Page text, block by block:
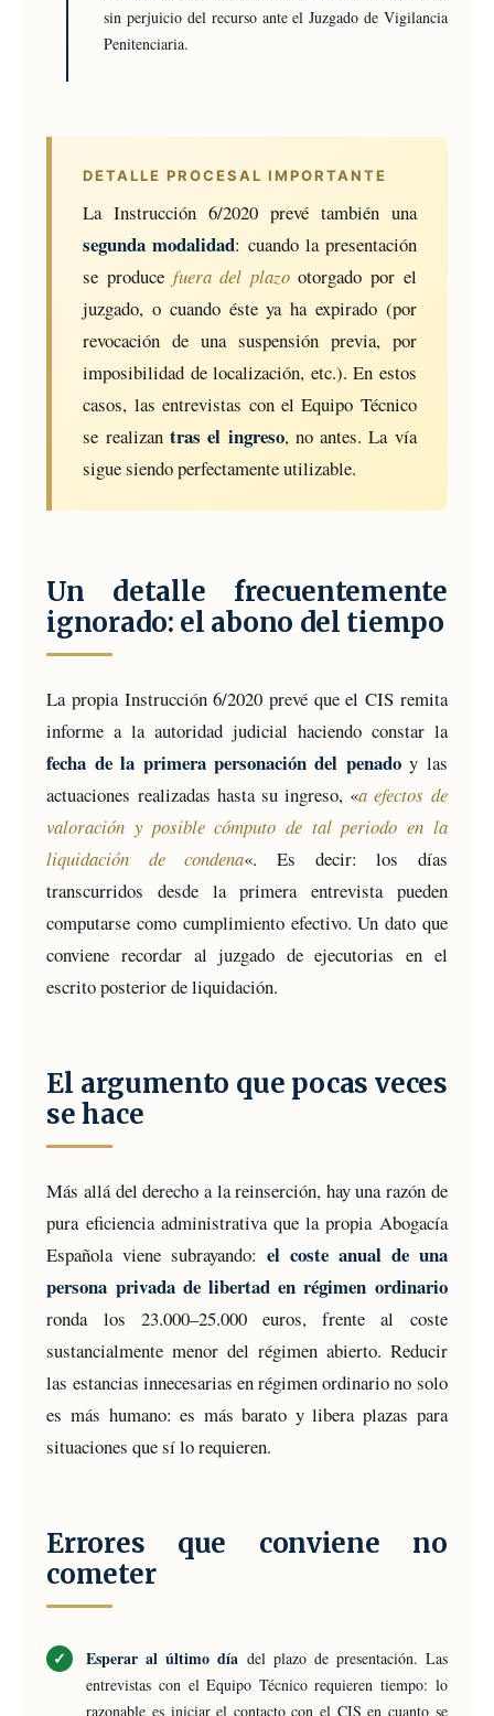
sin perjuicio del recurso ante el Juzgado de Vigilancia
Penitenciaria.
DETALLE PROCESAL IMPORTANTE
La Instrucción 6/2020 prevé también una
segunda modalidad: cuando la presentación
se produce fuera del plazootorgado por el
juzgado, o cuando éste ya ha expirado (por
revocación de una suspensión previa, por
imposibilidad de localización, etc.). En estos
casos, las entrevistas con el Equipo Técnico
se realizan tras el ingreso, no antes. La vía
sigue siendo perfectamente utilizable.
Un detalle frecuentemente
ignorado: el abono del tiempo
La propia Instrucción 6/2020 prevé que el CIS remita
informe a la autoridad judicial haciendo constar la
fecha de la primera personación del penadoy las
actuaciones realizadas hasta su ingreso, «a efectos de
valoración y posible cómputo de tal periodo en la
liquidación de condena«. Es decir: los días
transcurridos desde la primera entrevista pueden
computarse como cumplimiento efectivo. Un dato que
conviene recordar al juzgado de ejecutorias en el
escrito posterior de liquidación.
El argumento que pocas veces
se hace
Más allá del derecho a la reinserción, hay una razón de
pura eficiencia administrativa que la propia Abogacía
Española viene subrayando:el coste anual de una
persona privada de libertad en régimen ordinario
ronda los 23.000–25.000 euros, frente al coste
sustancialmente menor del régimen abierto. Reducir
las estancias innecesarias en régimen ordinario no solo
es más humano: es más barato y libera plazas para
situaciones que sí lo requieren.
Errores que conviene no
cometer
Esperar al último día del plazo de presentación. Las
entrevistas con el Equipo Técnico requieren tiempo: lo
razonable es iniciar el contacto con el CIS en cuanto se